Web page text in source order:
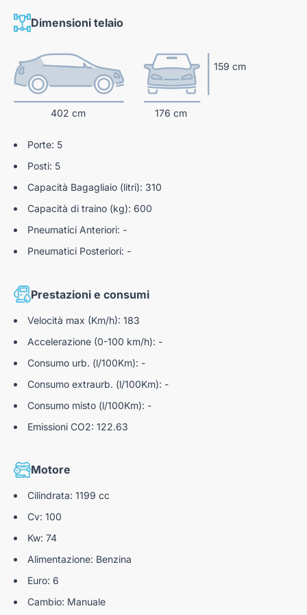
Servosterzo
ESP
Rilevamento di gonfiaggio insufficiente
AFU
Sensori Di Parcheggio Posteriori
Maniglie esterne ed interne delle porte nero opaco
REF
Dimensioni telaio
402 cm 176 cm
159 cm
Porte: 5
Posti: 5
Capacità Bagagliaio (litri): 310
Capacità di traino (kg): 600
Pneumatici Anteriori: -
Pneumatici Posteriori: -
Prestazioni e consumi
Velocità max (Km/h): 183
Accelerazione (0-100 km/h): -
Consumo urb. (l/100Km): -
Consumo extraurb. (l/100Km): -
Consumo misto (l/100Km): -
Emissioni CO2: 122.63
Motore
Cilindrata: 1199 cc
Cv: 100
Kw: 74
Alimentazione: Benzina
Euro: 6
Cambio: Manuale